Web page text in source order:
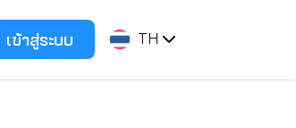
เข้าสู่ระบบ TH